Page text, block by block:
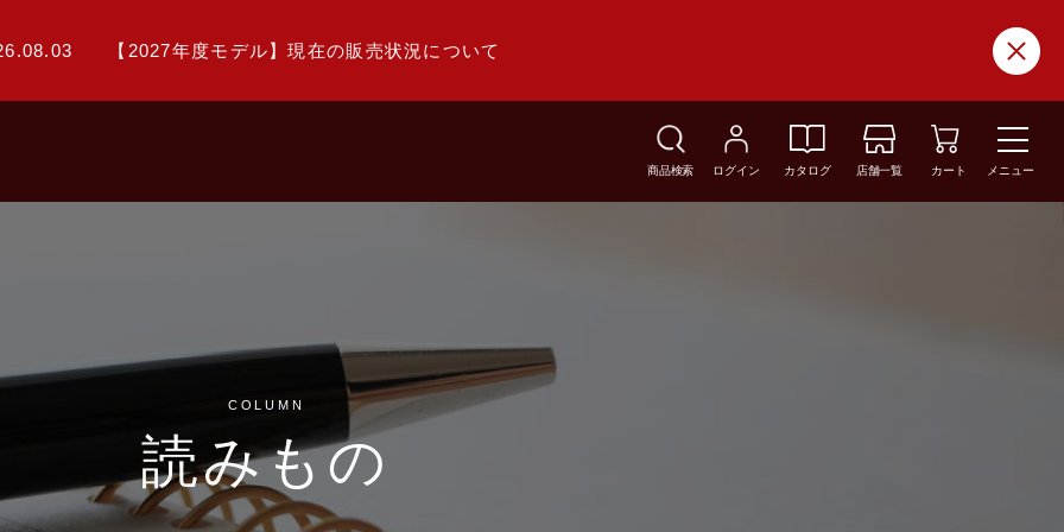
【2027年度モデル】現在の販売状況について
商品検索 ログイン カタログ 店舗一覧 カート メニュー
COLUMN
読みもの